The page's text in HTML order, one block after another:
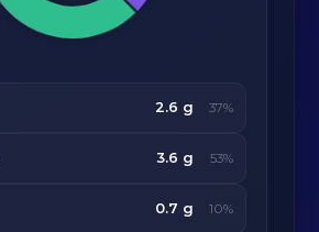
2.6 g 37%
3.6 g 53%
0.7 g 10%